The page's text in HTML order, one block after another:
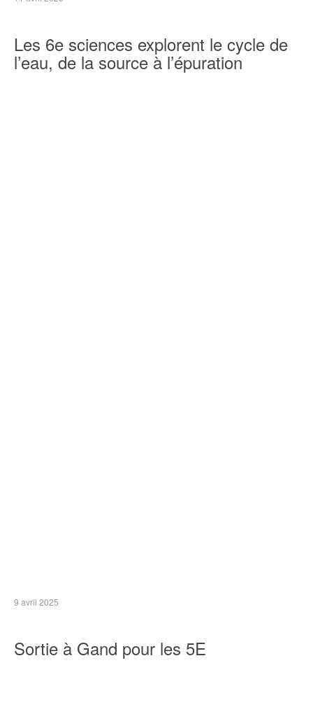
Les 6e sciences explorent le cycle de
l’eau, de la source à l’épuration
9 avril 2025
Sortie à Gand pour les 5E